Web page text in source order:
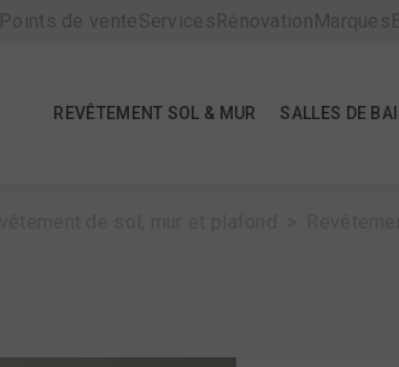
REVÊTEMENT SOL & MUR SALLES DE
Points de venteServicesRénovationMarques